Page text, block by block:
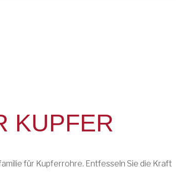
KUPFER
für Kupferrohre. Entfesseln Sie die Kraft